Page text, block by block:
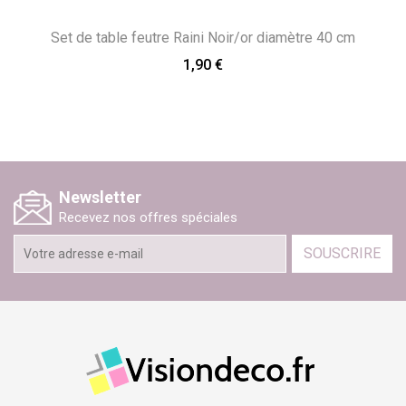
Set de table feutre Raini Noir/or diamètre 40 cm
1,90 €
Newsletter
Recevez nos offres spéciales
SOUSCRIRE